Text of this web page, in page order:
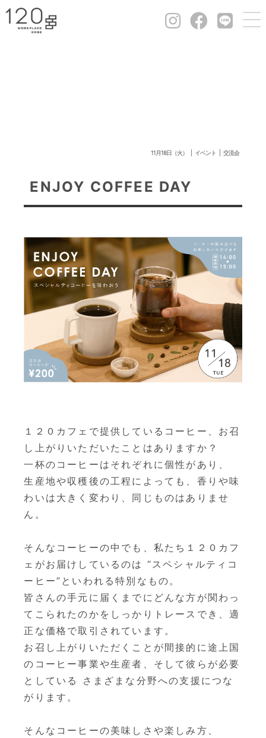
11月18日（火） イベント 交流会
ENJOY COFFEE DAY
１２０カフェで提供しているコーヒー、お召
し上がりいただいたことはありますか？
一杯のコーヒーはそれぞれに個性があり、
生産地や収穫後の工程によっても、香りや味
わいは大きく変わり、同じものはありませ
ん。
そんなコーヒーの中でも、私たち１２０カフ
ェがお届けしているのは “スペシャルティコ
ーヒー”といわれる特別なもの。
皆さんの手元に届くまでにどんな方が関わっ
てこられたのかをしっかりトレースでき、適
正な価格で取引されています。
お召し上がりいただくことが間接的に途上国
のコーヒー事業や生産者、そして彼らが必要
としている さまざまな分野への支援につな
がります。
そんなコーヒーの美味しさや楽しみ方、